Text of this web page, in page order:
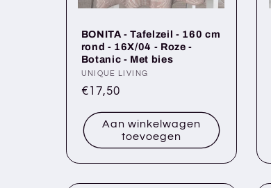
BONITA - Tafelzeil - 160 cm
rond - 16X/04 - Roze -
Botanic - Met bies
Verkoper:
UNIQUE LIVING
Normale
€17,50
Aan winkelwagen
toevoegen